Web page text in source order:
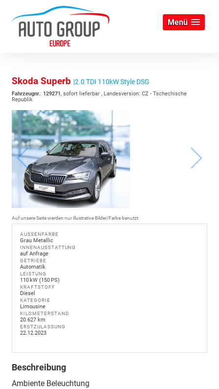
Menü
Skoda Superb |2.0 TDI 110kW Style DSG
Fahrzeugnr.: 129271, sofort lieferbar , Landesversion: CZ - Tschechische
Republik
Auf unsere Seite werden nur illustrative Bilder/Farbe benutzt
AUSSENFARBE
Grau Metallic
INNENAUSSTATTUNG
auf Anfrage
GETRIEBE
Automatik
LEISTUNG
110 kW (150 PS)
KRAFTSTOFF
Diesel
KATEGORIE
Limousine
KILOMETERSTAND
20.627 km
ERSTZULASSUNG
22.12.2023
Beschreibung
Ambiente Beleuchtung